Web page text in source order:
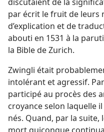
par écrit le fruit de leurs
d’explication et de
abouti en 1531 à la
la Bible de Zurich.
Zwingli était
intolérant et agressif.
participé au procès des
croyance selon laquelle
nés. Quand, par la